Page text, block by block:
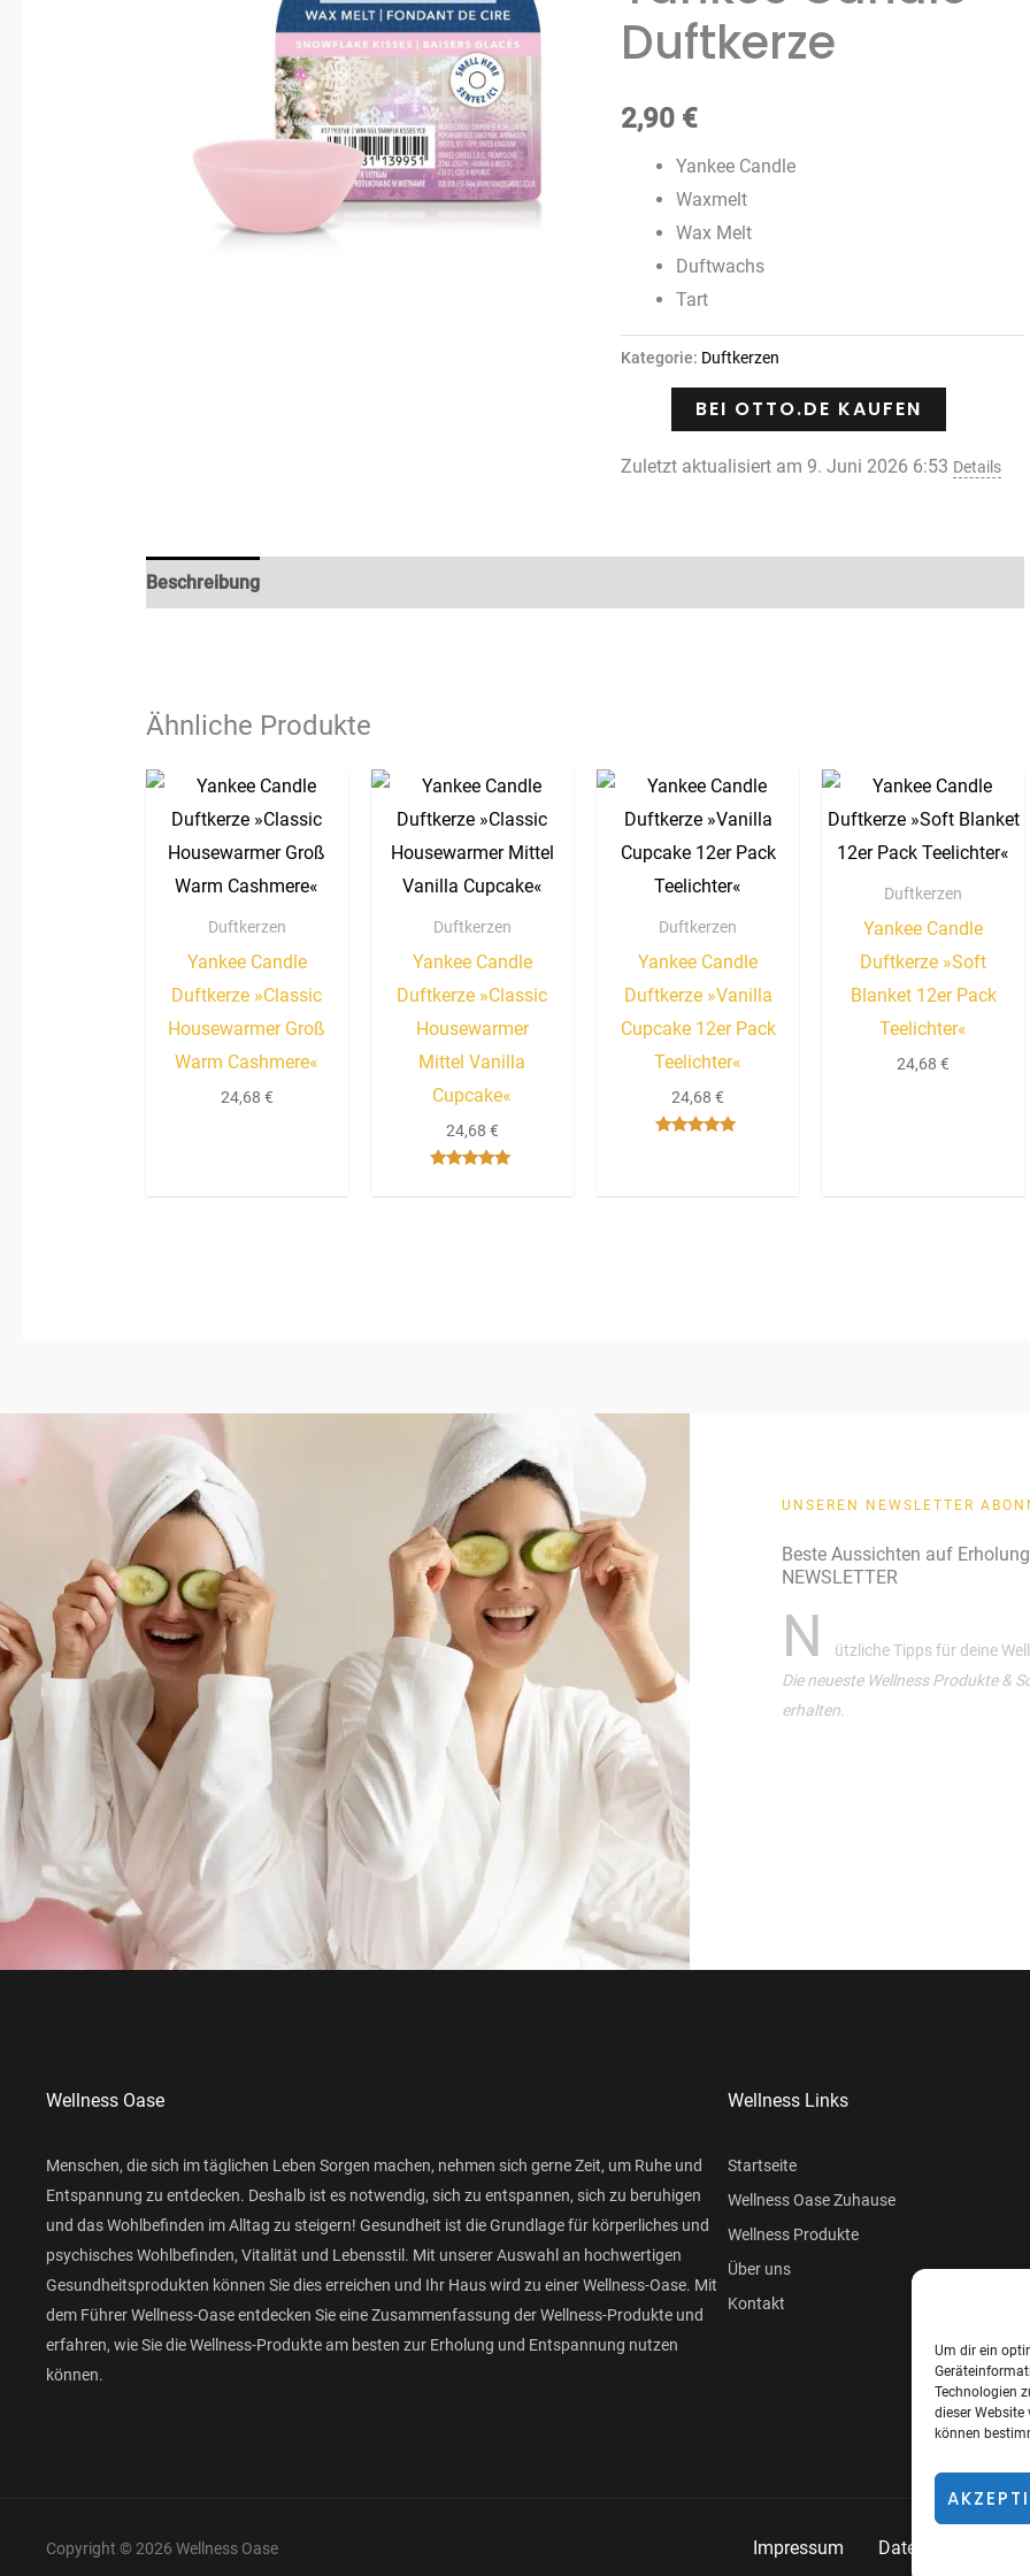
Um dir ein
Technologien
dieser
können
Duftkerze
2,90 €
Yankee Candle
Waxmelt
Wax Melt
Duftwachs
Tart
Kategorie: Duftkerzen
BEI OTTO.DE KAUFEN
Zuletzt aktualisiert am 9. Juni 2026 6:53 Details
Beschreibung
Ähnliche Produkte
Duftkerzen
Yankee Candle
Duftkerze »Classic
Housewarmer Groß
Warm Cashmere«
24,68 €
Duftkerzen
Yankee Candle
Duftkerze »Classic
Housewarmer
Mittel Vanilla
Cupcake«
24,68 €
Duftkerzen
Yankee Candle
Duftkerze »Vanilla
Cupcake 12er Pack
Teelichter«
24,68€
Duftkerzen
Yankee Candle
Duftkerze »Soft
Blanket 12er Pack
Teelichter«
24,68€
UNSEREN NEWSLETTER
Beste Aussichten auf
NEWSLETTER
N
ützliche Tipps für deine
Die neueste Wellness Produkte &
erhalten.
Wellness Oase
Menschen, die sich im täglichen Leben Sorgen machen, nehmen sich gerne Zeit, um Ruhe und
Entspannung zu entdecken. Deshalb ist es notwendig, sich zu entspannen, sich zu beruhigen
und das Wohlbefinden im Alltag zu steigern! Gesundheit ist die Grundlage für körperliches und
psychisches Wohlbefinden, Vitalität und Lebensstil. Mit unserer Auswahl an hochwertigen
Gesundheitsprodukten können Sie dies erreichen und Ihr Haus wird zu einer Wellness-Oase. Mit
dem Führer Wellness-Oase entdecken Sie eine Zusammenfassung der Wellness-Produkte und
erfahren, wie Sie die Wellness-Produkte am besten zur Erholung und Entspannung nutzen
können.
Wellness Links
Startseite
Wellness Oase Zuhause
Wellness Produkte
Über uns
Kontakt
Copyright © 2026 Wellness Oase Impressum